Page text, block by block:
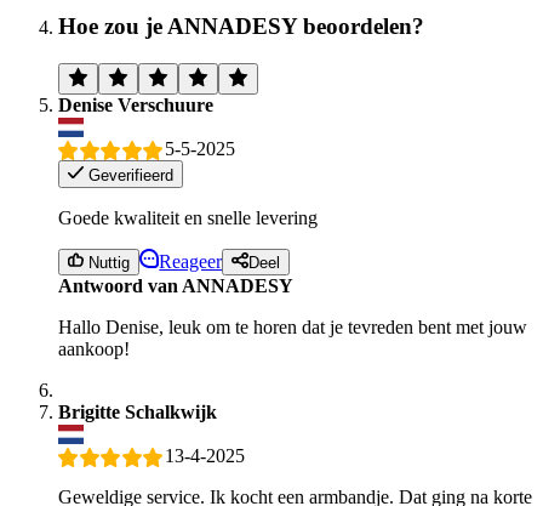
Hoe zou je ANNADESY beoordelen?
Denise Verschuure
5-5-2025
Geverifieerd
Goede kwaliteit en snelle levering
Nuttig Reageer Deel
Antwoord van ANNADESY
Hallo Denise, leuk om te horen dat je tevreden bent met jouw
aankoop!
Brigitte Schalkwijk
13-4-2025
Geweldige service. Ik kocht een armbandje. Dat ging na korte